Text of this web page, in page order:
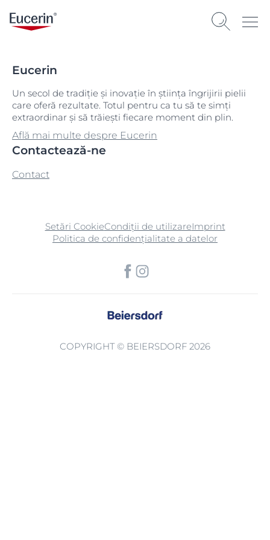
Eucerin
Un secol de tradiție și inovație în știința îngrijirii pielii
care oferă rezultate. Totul pentru ca tu să te simți
extraordinar și să trăiești fiecare moment din plin.
Află mai multe despre Eucerin
Contactează-ne
Contact
Setări CookieCondiții de utilizareImprint
Politica de confidențialitate a datelor
COPYRIGHT © BEIERSDORF 2026